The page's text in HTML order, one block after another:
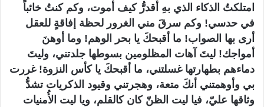
امتلكتُ الذكاء الذي بهِ أُقدرُّ كيف أموت، وكم كنتُ خائباً
في حدسي! وكم سرقَ مني الغرور لحظة إفاقةٍ للعقل
أرى بها الصواب! ما أقبحكَ يا بحر الوهم! وما أوهنَ
أمواجك! ليتَ آهات المظلومين بسوطها جلدتني، وليتَ
دماءهم بطهارتها غسلتني، ما أقبحكَ يا كأس النزوة! غررت
بي وأوهمتني أنكَ متعة، وهجرتني وقيود الذكريات تشدُّ
وثاقها عليّ، فيا ليت الظنّ كان كالقلم، ويا ليت الأُمنيات